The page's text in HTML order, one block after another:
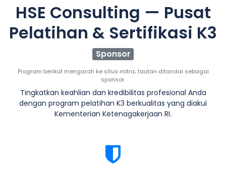
HSE Consulting — Pusat
Pelatihan & Sertifikasi K3
Sponsor
Program berikut mengarah ke situs mitra; tautan ditandai sebagai
sponsor.
Tingkatkan keahlian dan kredibilitas profesional Anda
dengan program pelatihan K3 berkualitas yang diakui
Kementerian Ketenagakerjaan RI.